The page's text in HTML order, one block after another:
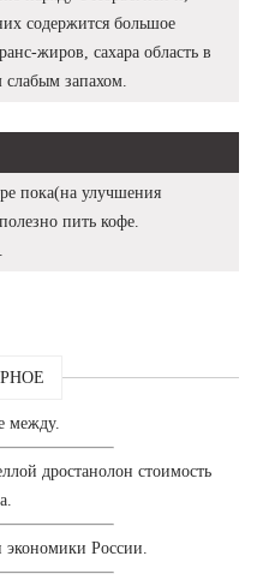
содержится большое
жиров, сахара область в
запахом.
пока(на улучшения
пить кофе.
между.
дростанолон стоимость
экономики России.